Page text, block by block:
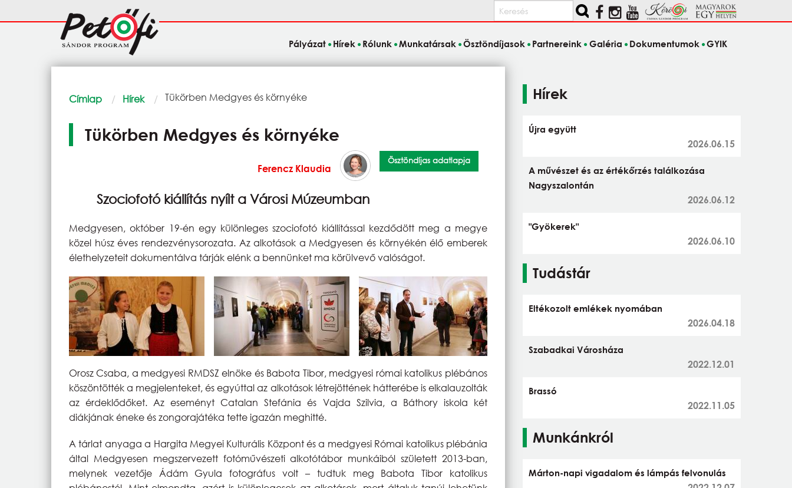
Keresés
Fő
navigáció
Pályázat Hírek Rólunk Munkatársak Ösztöndíjasok Partnereink Galéria Dokumentumok GYIK
Morzsa
Címlap Hírek Current:
Tükörben Medgyes és környéke
Tükörben Medgyes és környéke
Ferencz Klaudia
Ösztöndíjas adatlapja
Szociofotó kiállítás nyílt a Városi Múzeumban
Medgyesen, október 19-én egy különleges szociofotó kiállítással kezdődött meg a megye
közel húsz éves rendezvénysorozata. Az alkotások a Medgyesen és környékén élő emberek
élethelyzeteit dokumentálva tárják elénk a bennünket ma körülvevő valóságot.
Orosz Csaba, a medgyesi RMDSZ elnöke és Babota Tibor, medgyesi római katolikus plébános
köszöntötték a megjelenteket, és egyúttal az alkotások létrejöttének hátterébe is elkalauzolták
az érdeklődőket. Az eseményt Catalan Stefánia és Vajda Szilvia, a Báthory iskola két
diákjának éneke és zongorajátéka tette igazán meghitté.
A tárlat anyaga a Hargita Megyei Kulturális Központ és a medgyesi Római katolikus plébánia
által Medgyesen megszervezett fotóművészeti alkotótábor munkáiból született 2013-ban,
melynek vezetője Ádám Gyula fotográfus volt – tudtuk meg Babota Tibor katolikus
Hírek
Újra együtt
2026.06.15
A művészet és az értékőrzés találkozása
Nagyszalontán
2026.06.12
"Gyökerek"
2026.06.10
Tudástár
Eltékozolt emlékek nyomában
2026.04.18
Szabadkai Városháza
2022.12.01
Brassó
2022.11.05
Munkánkról
Márton-napi vigadalom és lámpás felvonulás